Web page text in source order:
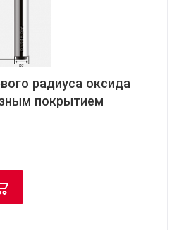
радиуса оксида
покрытием